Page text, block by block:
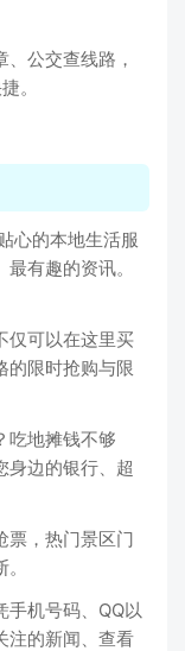
公交查线路，
。
心的本地生活服
有趣的资讯。
仅可以在这里买
的限时抢购与限
吃地摊钱不够
身边的银行、超
票，热门景区门
手机号码、QQ以
注的新闻、查看